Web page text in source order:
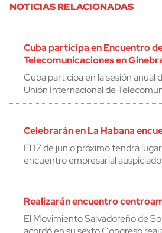
NOTICIAS RELACIONADAS
Cuba participa en Encuentro
Telecomunicaciones en
Cuba participa en la sesión anual
Unión Internacional de
Celebrarán en La Habana
El 17 de junio próximo tendrá
encuentro empresarial
Realizarán encuentro
El Movimiento Salvadoreño de